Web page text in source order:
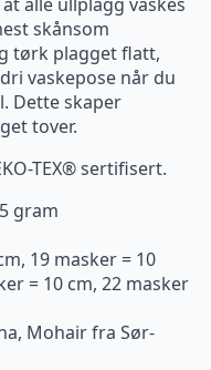
skånsom
tørk plagget flatt,
vaskepose når du
Dette skaper
tover.
TEX® sertifisert.
gram
19 masker = 10
= 10 cm, 22 masker
Mohair fra Sør-